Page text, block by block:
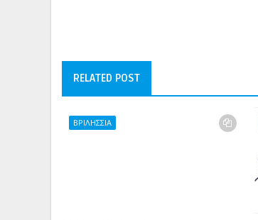
RELATED POST
ΒΡΙΛΗΣΣΙΑ